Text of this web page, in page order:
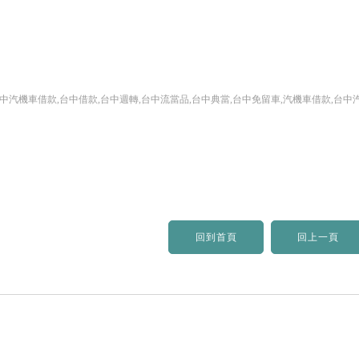
汽機車借款,台中借款,台中週轉,台中流當品,台中典當,台中免留車,汽機車借款,台中
回到首頁 回上一頁